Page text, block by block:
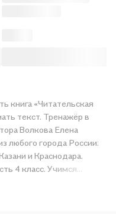
книга «Читательская
текст. Тренажёр в
Волкова Елена
любого города России:
и Краснодара.
4 класс. Учимся